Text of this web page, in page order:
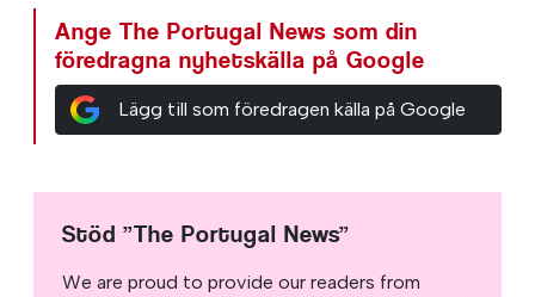
Ange The Portugal News som din
föredragna nyhetskälla på Google
Lägg till som föredragen källa på Google
Stöd ”The Portugal News”
We are proud to provide our readers from